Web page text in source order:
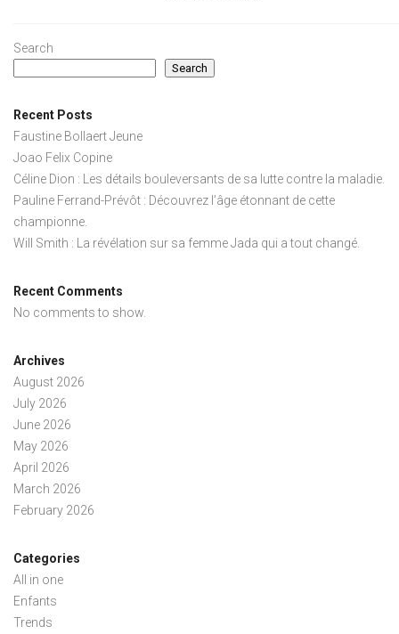
Search
Search
Recent Posts
Faustine Bollaert Jeune
Joao Felix Copine
Céline Dion : Les détails bouleversants de sa lutte contre la maladie.
Pauline Ferrand-Prévôt : Découvrez l’âge étonnant de cette
championne.
Will Smith : La révélation sur sa femme Jada qui a tout changé.
Recent Comments
No comments to show.
Archives
August 2026
July 2026
June 2026
May 2026
April 2026
March 2026
February 2026
Categories
All in one
Enfants
Trends